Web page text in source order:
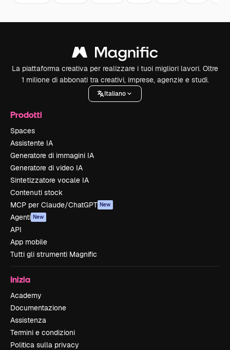
La piattaforma creativa per realizzare i tuoi migliori lavori. Oltre
1 milione di abbonati tra creativi, imprese, agenzie e studi.
Italiano
Prodotti
Spaces
Assistente IA
Generatore di immagini IA
Generatore di video IA
Sintetizzatore vocale IA
Contenuti stock
MCP per Claude/ChatGPT New
Agenti New
API
App mobile
Tutti gli strumenti Magnific
Inizia
Academy
Documentazione
Assistenza
Termini e condizioni
Politica sulla privacy